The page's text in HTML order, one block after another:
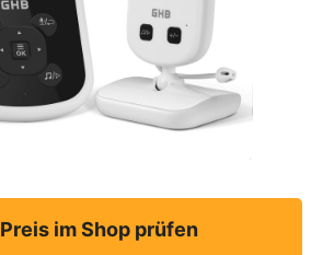
Preis im Shop prüfen